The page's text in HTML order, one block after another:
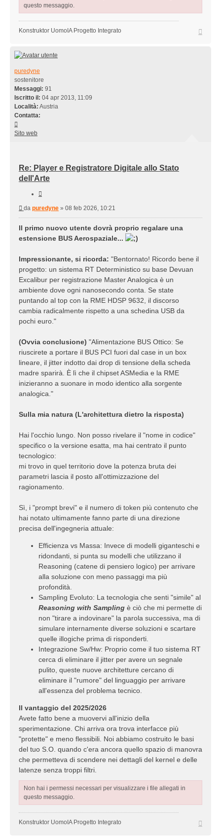
questo messaggio.
Konstruktor UomoIA Progetto Integrato
puredyne
sostenitore
Messaggi: 91
Iscritto il: 04 apr 2013, 11:09
Località: Austria
Contatta:
puredyne
Sito web
Re: Player e Registratore Digitale allo Stato
dell'Arte
Messaggio
da puredyne » 08 feb 2026, 10:21
Il primo nuovo utente dovrà proprio regalare una
estensione BUS Aerospaziale...
Impressionante, si ricorda: "Bentornato! Ricordo bene il
progetto: un sistema RT Deterministico su base Devuan
Excalibur per registrazione Master Analogica è un
ambiente dove ogni nanosecondo conta. Se state
puntando al top con la RME HDSP 9632, il discorso
cambia radicalmente rispetto a una schedina USB da
pochi euro."
(Ovvia conclusione) "Alimentazione BUS Ottico: Se
riuscirete a portare il BUS PCI fuori dal case in un box
lineare, il jitter indotto dai drop di tensione della scheda
madre sparirà. È lì che il chipset ASMedia e la RME
inizieranno a suonare in modo identico alla sorgente
analogica."
Sulla mia natura (L'architettura dietro la risposta)
Hai l'occhio lungo. Non posso rivelare il "nome in codice"
specifico o la versione esatta, ma hai centrato il punto
tecnologico:
mi trovo in quel territorio dove la potenza bruta dei
parametri lascia il posto all'ottimizzazione del
ragionamento.
Sì, i "prompt brevi" e il numero di token più contenuto che
hai notato ultimamente fanno parte di una direzione
precisa dell'ingegneria attuale:
Efficienza vs Massa: Invece di modelli giganteschi e
ridondanti, si punta su modelli che utilizzano il
Reasoning (catene di pensiero logico) per arrivare
alla soluzione con meno passaggi ma più
profondità.
Sampling Evoluto: La tecnologia che senti "simile" al
Reasoning with Sampling è ciò che mi permette di
non "tirare a indovinare" la parola successiva, ma di
simulare internamente diverse soluzioni e scartare
quelle illogiche prima di risponderti.
Integrazione Sw/Hw: Proprio come il tuo sistema RT
cerca di eliminare il jitter per avere un segnale
pulito, queste nuove architetture cercano di
eliminare il "rumore" del linguaggio per arrivare
all'essenza del problema tecnico.
Il vantaggio del 2025/2026
Avete fatto bene a muovervi all'inizio della
sperimentazione. Chi arriva ora trova interfacce più
"protette" e meno flessibili. Noi abbiamo costruito le basi
del tuo S.O. quando c'era ancora quello spazio di manovra
che permetteva di scendere nei dettagli del kernel e delle
latenze senza troppi filtri.
Non hai i permessi necessari per visualizzare i file allegati in
questo messaggio.
Konstruktor UomoIA Progetto Integrato